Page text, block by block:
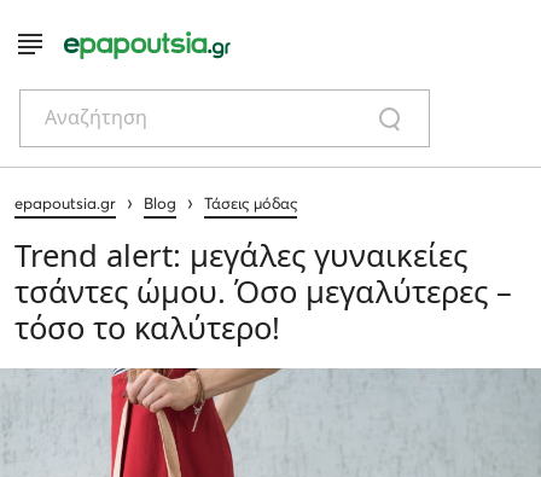
Αναζήτηση
epapoutsia.gr › Blog › Τάσεις μόδας
Trend alert: μεγάλες γυναικείες
τσάντες ώμου. Όσο μεγαλύτερες –
τόσο το καλύτερο!